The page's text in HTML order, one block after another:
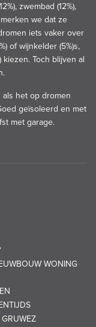
zwembad (12%),
merken we dat ze
iets vaker over
of wijnkelder (5%)s,
Toch blijven al
het op dromen
geïsoleerd en met
met garage.
WONING